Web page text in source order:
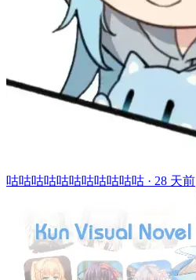
咕咕咕咕咕咕咕咕咕咕咕 · 28 天前